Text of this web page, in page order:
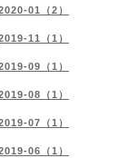
01（2）
11（1）
09（1）
08（1）
07（1）
06（1）